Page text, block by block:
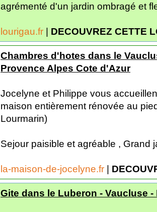
agrémenté d'un jardin ombragé et
lourigau.fr | DECOUVREZ CETTE
Chambres d'hotes dans le
Provence Alpes Cote d'Azur
Jocelyne et Philippe vous
maison entièrement rénovée au
Lourmarin)
Sejour paisible et agréable , Grand
la-maison-de-jocelyne.fr |
Gite dans le Luberon - Vaucluse